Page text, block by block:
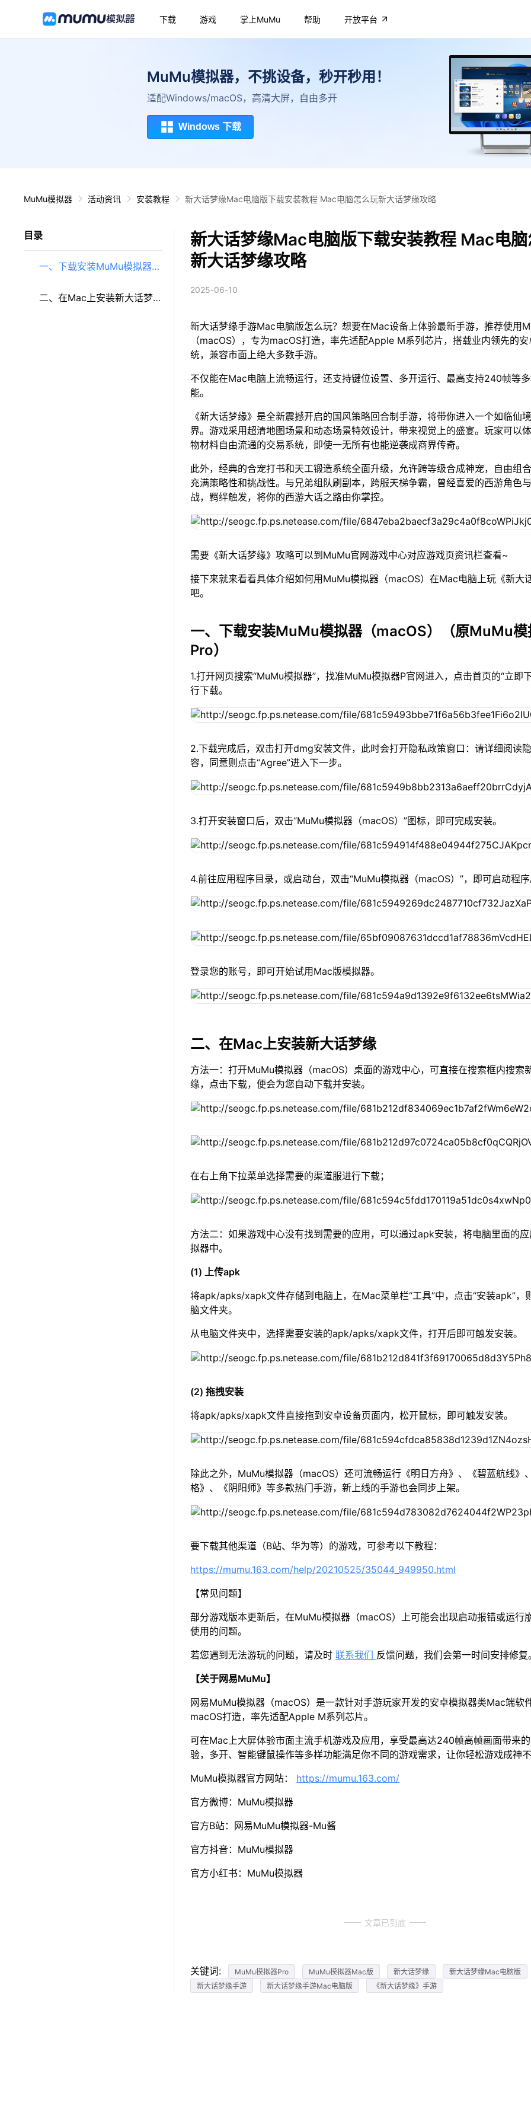
下载 游戏 掌上MuMu 帮助 开放平台
MuMu模拟器，不挑设备，秒开秒用！
适配Windows/macOS，高清大屏，自由多开
Windows 下载
MuMu模拟器 活动资讯 安装教程 新大话梦缘Mac电脑版下载安装教程 Mac电脑怎么玩新大话梦缘攻略
目录
一、下载安装MuMu模拟器
（macOS）（原MuMu模拟
二、在Mac上安装新大话梦
新大话梦缘Mac电脑版下载安装教程 Mac电
新大话梦缘攻略
2025-06-10
新大话梦缘手游Mac电脑版怎么玩？想要在Mac设备上体验最新手游，推荐使用
（macOS），专为macOS打造，率先适配Apple M系列芯片，搭载业内领先的
统，兼容市面上绝大多数手游。
不仅能在Mac电脑上流畅运行，还支持键位设置、多开运行、最高支持240帧等
能。
《新大话梦缘》是全新震撼开启的国风策略回合制手游，将带你进入一个如临仙
界。游戏采用超清地图场景和动态场景特效设计，带来视觉上的盛宴。玩家可以
物材料自由流通的交易系统，即使一无所有也能逆袭成商界传奇。
此外，经典的合宠打书和天工锻造系统全面升级，允许跨等级合成神宠，自由组
充满策略性和挑战性。与兄弟组队刷副本，跨服天梯争霸，曾经喜爱的西游角色
战，羁绊触发，将你的西游大话之路由你掌控。
需要《新大话梦缘》攻略可以到MuMu官网游戏中心对应游戏页资讯栏查看~
接下来就来看看具体介绍如何用MuMu模拟器（macOS）在Mac电脑上玩《新大
吧。
一、下载安装MuMu模拟器（macOS）（原MuMu模
Pro）
1.打开网页搜索“MuMu模拟器”，找准MuMu模拟器P官网进入，点击首页的“立即
行下载。
2.下载完成后，双击打开dmg安装文件，此时会打开隐私政策窗口：请详细阅读
容，同意则点击“Agree”进入下一步。
3.打开安装窗口后，双击“MuMu模拟器（macOS）”图标，即可完成安装。
4.前往应用程序目录，或启动台，双击“MuMu模拟器（macOS）”，即可启动程
登录您的账号，即可开始试用Mac版模拟器。
二、在Mac上安装新大话梦缘
方法一：打开MuMu模拟器（macOS）桌面的游戏中心，可直接在搜索框内搜索
缘，点击下载，便会为您自动下载并安装。
在右上角下拉菜单选择需要的渠道服进行下载；
方法二：如果游戏中心没有找到需要的应用，可以通过apk安装，将电脑里面的
拟器中。
(1) 上传apk
将apk/apks/xapk文件存储到电脑上，在Mac菜单栏“工具”中，点击“安装apk”，
脑文件夹。
从电脑文件夹中，选择需要安装的apk/apks/xapk文件，打开后即可触发安装。
(2) 拖拽安装
将apk/apks/xapk文件直接拖到安卓设备页面内，松开鼠标，即可触发安装。
除此之外，MuMu模拟器（macOS）还可流畅运行《明日方舟》、《碧蓝航线》
格》、《阴阳师》等多款热门手游，新上线的手游也会同步上架。
要下载其他渠道（B站、华为等）的游戏，可参考以下教程：
https://mumu.163.com/help/20210525/35044_949950.html
【常见问题】
部分游戏版本更新后，在MuMu模拟器（macOS）上可能会出现启动报错或运行
使用的问题。
若您遇到无法游玩的问题，请及时联系我们 反馈问题，我们会第一时间安排修复
【关于网易MuMu】
网易MuMu模拟器（macOS）是一款针对手游玩家开发的安卓模拟器类Mac端软
macOS打造，率先适配Apple M系列芯片。
可在Mac上大屏体验市面主流手机游戏及应用，享受最高达240帧高帧画面带来
验，多开、智能键鼠操作等多样功能满足你不同的游戏需求，让你轻松游戏成神
MuMu模拟器官方网站： https://mumu.163.com/
官方微博：MuMu模拟器
官方B站：网易MuMu模拟器-Mu酱
官方抖音：MuMu模拟器
官方小红书：MuMu模拟器
文章已到底
关键词: MuMu模拟器Pro MuMu模拟器Mac版 新大话梦缘
新大话梦缘Mac电脑版
新大话梦缘手游
新大话梦缘手游Mac电脑版 《新大话梦缘》手游